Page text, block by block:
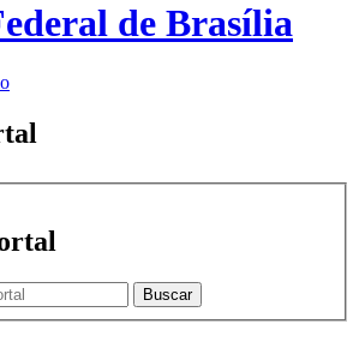
de Brasília
Buscar